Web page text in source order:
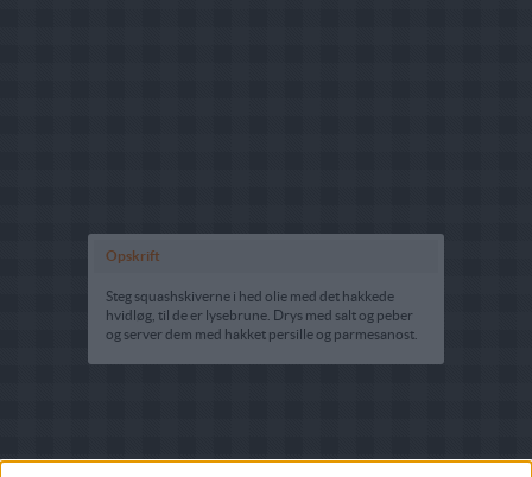
Opskrift
Steg squashskiverne i hed olie med det hakkede
hvidløg, til de er lysebrune. Drys med salt og peber
og server dem med hakket persille og parmesanost.